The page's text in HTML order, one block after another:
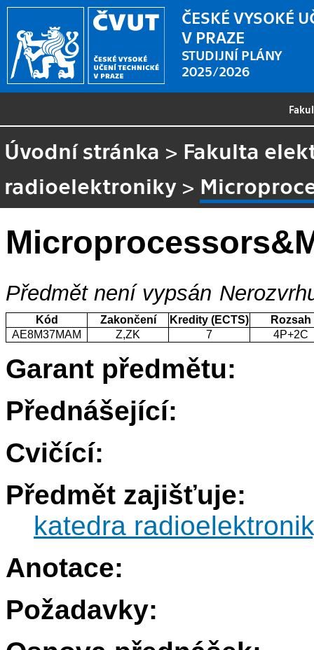
ČESKÉ VYSOKÉ
V PRAZE
STUDIJNÍ PLÁNY
2025/2026
Úvodní stránka > Fakulta
radioelektroniky >
Předmět není vypsán
Kód Zakončení Kredity (ECTS)
Rozsah
AE8M37MAM
Z,ZK 7 4P+2C
Garant předmětu:
Přednášející:
Cvičící:
Předmět zajišťuje:
katedra
Anotace:
Požadavky: